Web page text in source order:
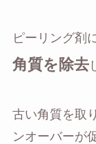
ピーリング剤
角質を除去
古い角質を取
ンオーバーが